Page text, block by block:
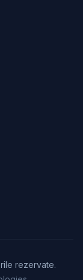
rezervate.